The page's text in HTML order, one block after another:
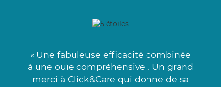
« Une fabuleuse efficacité combinée
à une ouïe compréhensive . Un grand
merci à Click&Care qui donne de sa